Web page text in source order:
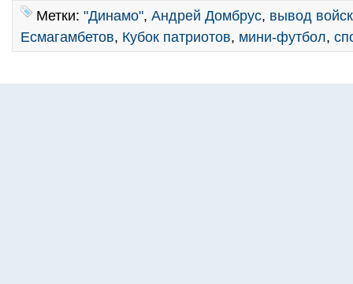
Метки: "Динамо", Андрей Домбрус, вывод
Есмагамбетов, Кубок патриотов, мини-футбол,